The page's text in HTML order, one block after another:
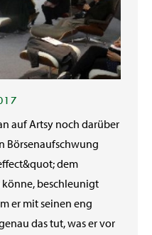
auf Artsy noch darüber
Börsenaufschwung
dem
beschleunigt
er mit seinen eng
das tut, was er vor